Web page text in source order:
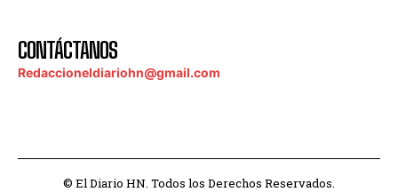
CONTÁCTANOS
Redaccioneldiariohn@gmail.com
© El Diario HN. Todos los Derechos Reservados.